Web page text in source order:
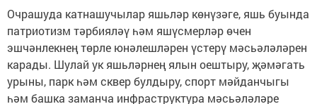
Очрашуда катнашучылар яшьләр көнүзәге, яшь буында
патриотизм тәрбияләү һәм яшүсмерләр өчен
эшчәнлекнең төрле юнәлешләрен үстерү мәсьәләләрен
карады. Шулай ук яшьләрнең ялын оештыру, җәмәгать
урыны, парк һәм сквер булдыру, спорт мәйданчыгы
һәм башка заманча инфраструктура мәсьәләләре